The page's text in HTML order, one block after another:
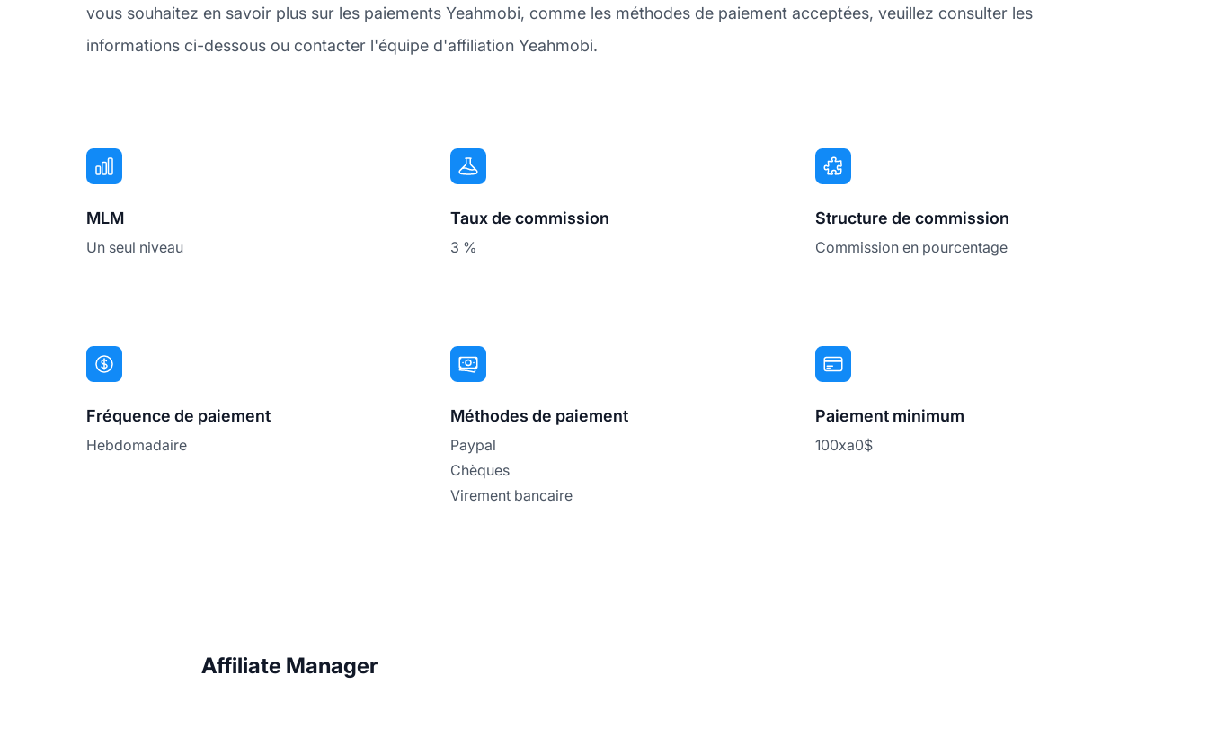
vous souhaitez en savoir plus sur les paiements Yeahmobi, comme les méthodes de paiement acceptées, veuillez consulter les
informations ci-dessous ou contacter l'équipe d'affiliation Yeahmobi.
MLM
Un seul niveau
Taux de commission
3 %
Structure de commission
Commission en pourcentage
Fréquence de paiement
Hebdomadaire
Méthodes de paiement
Paypal
Chèques
Virement bancaire
Paiement minimum
100xa0$
Affiliate Manager